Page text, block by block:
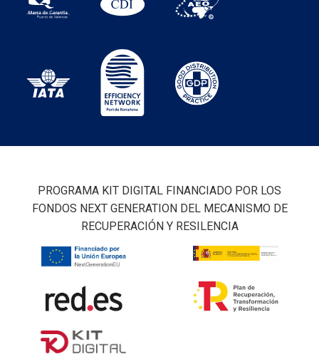
PROGRAMA KIT DIGITAL FINANCIADO POR LOS
FONDOS NEXT GENERATION DEL MECANISMO DE
RECUPERACIÓN Y RESILENCIA